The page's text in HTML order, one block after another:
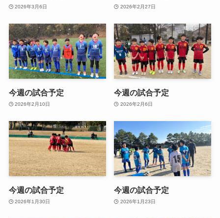
2026年3月6日 2026年2月27日
今週の試合予定
2026年2月10日
今週の試合予定
2026年2月6日
今週の試合予定
2026年1月30日
今週の試合予定
2026年1月23日